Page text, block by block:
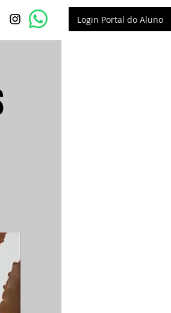
Login Portal do Aluno